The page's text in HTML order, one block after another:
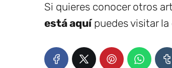
Si quieres conocer otros
está aquípuedes visitar la